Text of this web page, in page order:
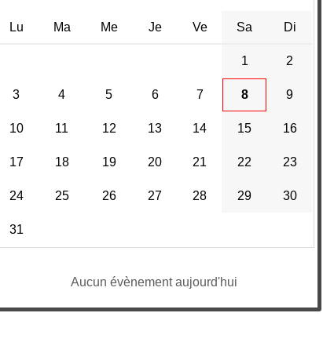
Lu Ma Me Je Ve Sa Di
1 2
3 4 5 6 7 8 9
10 11 12 13 14 15 16
17 18 19 20 21 22 23
24 25 26 27 28 29 30
31
Aucun évènement aujourd'hui